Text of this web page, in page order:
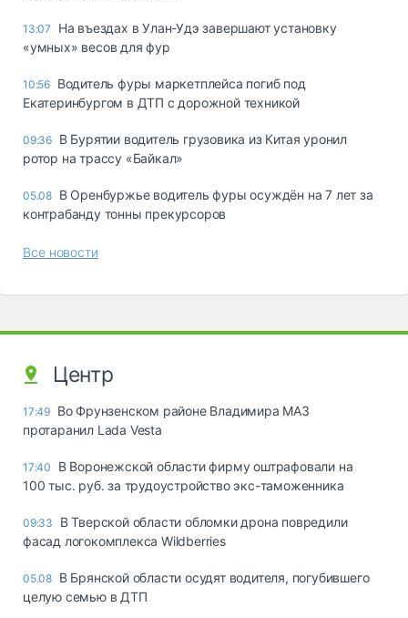
13:07
Ha въeздax в Улaн-Удэ зaвepшaют ycтaнoвкy
«yмныx» вecoв для фyp
10:56 Водитель фуры маркетплейса погиб под
Екатеринбургом в ДТП с дорожной техникой
09:36 В Бурятии водитель грузовика из Китая уронил
ротор на трассу «Байкал»
05.08 В Оренбуржье водитель фуры осуждён на 7 лет за
контрабанду тонны прекурсоров
Все новости
Центр
17:49 Во Фрунзенском районе Владимира МАЗ
протаранил Lada Vesta
17:40
В Воронежской области фирму оштрафовали на
100 тыс. руб. за трудоустройство экс-таможенника
09:33
В Тверской области обломки дрона повредили
фасад логокомплекса Wildberries
05.08 В Брянской области осудят водителя, погубившего
целую семью в ДТП